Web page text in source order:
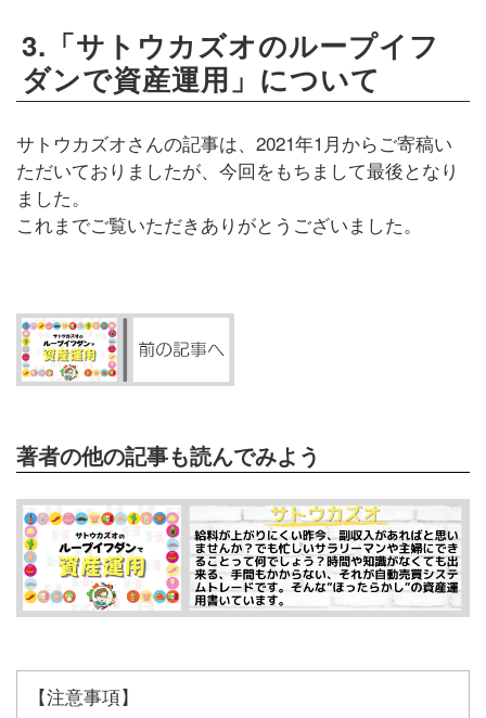
3.「サトウカズオのループイフ
ダンで資産運用」について
サトウカズオさんの記事は、2021年1月からご寄稿い
ただいておりましたが、今回をもちまして最後となり
ました。
これまでご覧いただきありがとうございました。
著者の他の記事も読んでみよう
【注意事項】